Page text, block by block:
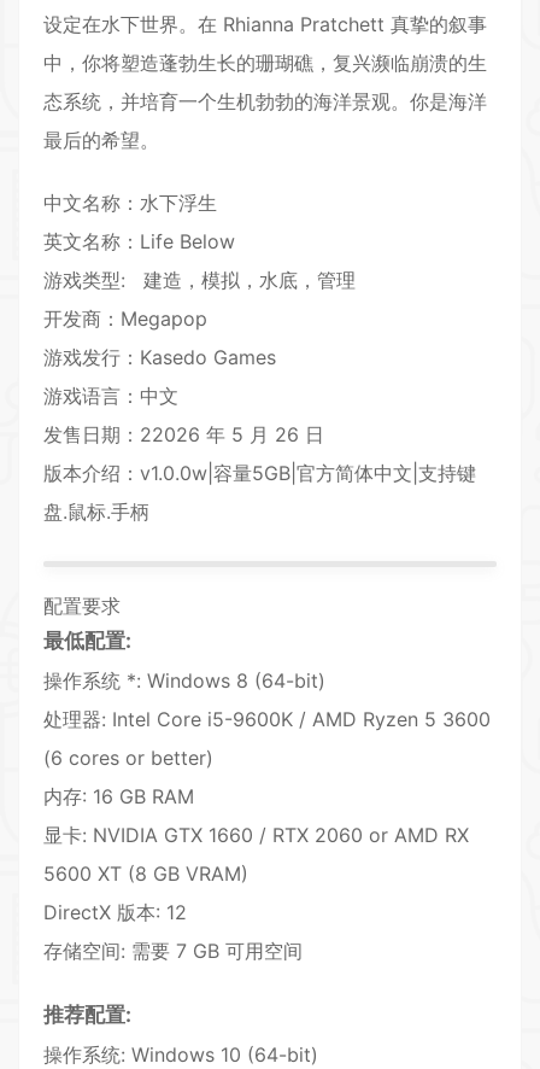
设定在水下世界。在 Rhianna Pratchett 真挚的叙事
中，你将塑造蓬勃生长的珊瑚礁，复兴濒临崩溃的生
态系统，并培育一个生机勃勃的海洋景观。你是海洋
最后的希望。
中文名称：水下浮生
英文名称：Life Below
游戏类型: 建造， 模拟 ， 水底 ， 管理
开发商：Megapop
游戏发行：Kasedo Games
游戏语言：中文
发售日期：22026 年 5 月 26 日
版本介绍：v1.0.0w|容量5GB|官方简体中文|支持键
盘.鼠标.手柄
配置要求
最低配置:
操作系统 *: Windows 8 (64-bit)
处理器: Intel Core i5-9600K / AMD Ryzen 5 3600
(6 cores or better)
内存: 16 GB RAM
显卡: NVIDIA GTX 1660 / RTX 2060 or AMD RX
5600 XT (8 GB VRAM)
DirectX 版本: 12
存储空间: 需要 7 GB 可用空间
推荐配置:
操作系统: Windows 10 (64-bit)